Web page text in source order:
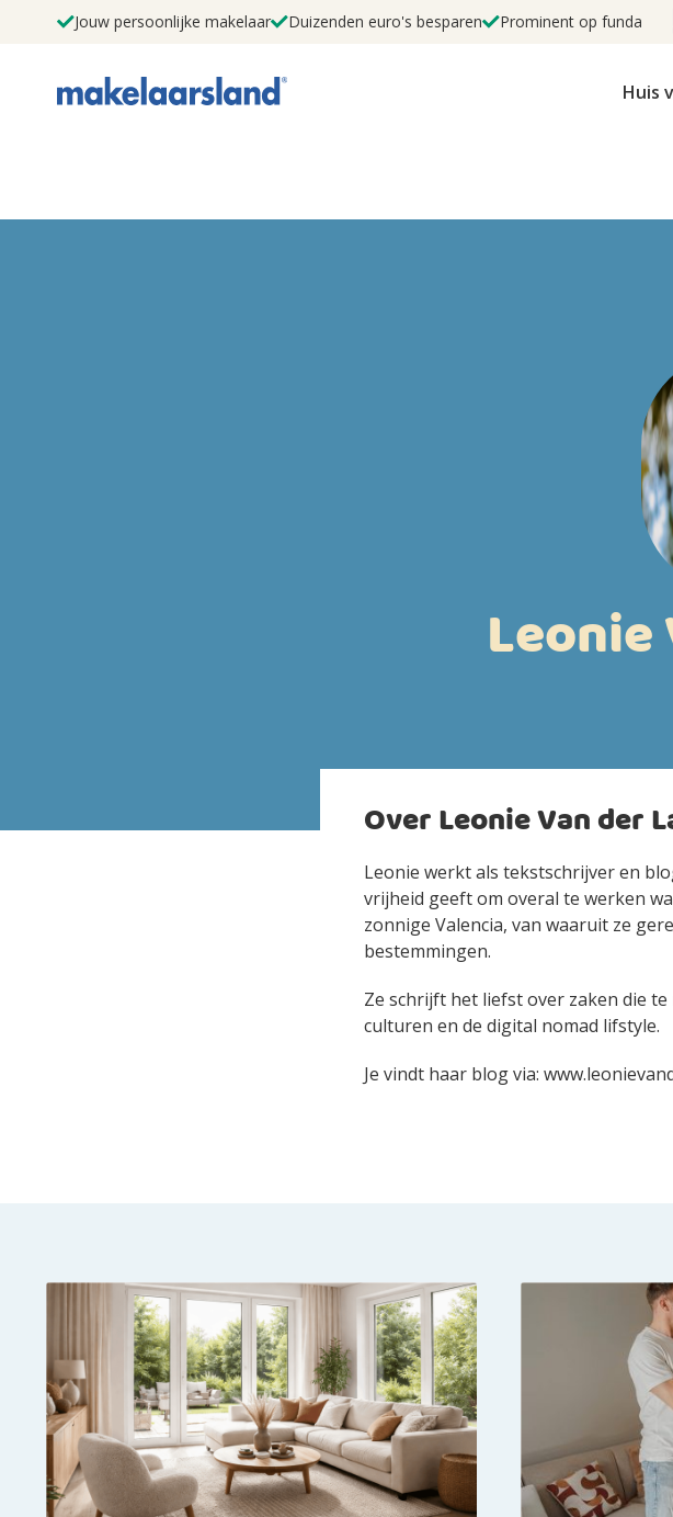
Jouw persoonlijke makelaar Duizenden euro's besparen Prominent op funda
Huis
Leonie
Over Leonie Van der
Leonie werkt als tekstschrijver en
vrijheid geeft om overal te werken
zonnige Valencia, van waaruit ze
bestemmingen.
Ze schrijft het liefst over zaken die
culturen en de digital nomad lifstyle.
Je vindt haar blog via: